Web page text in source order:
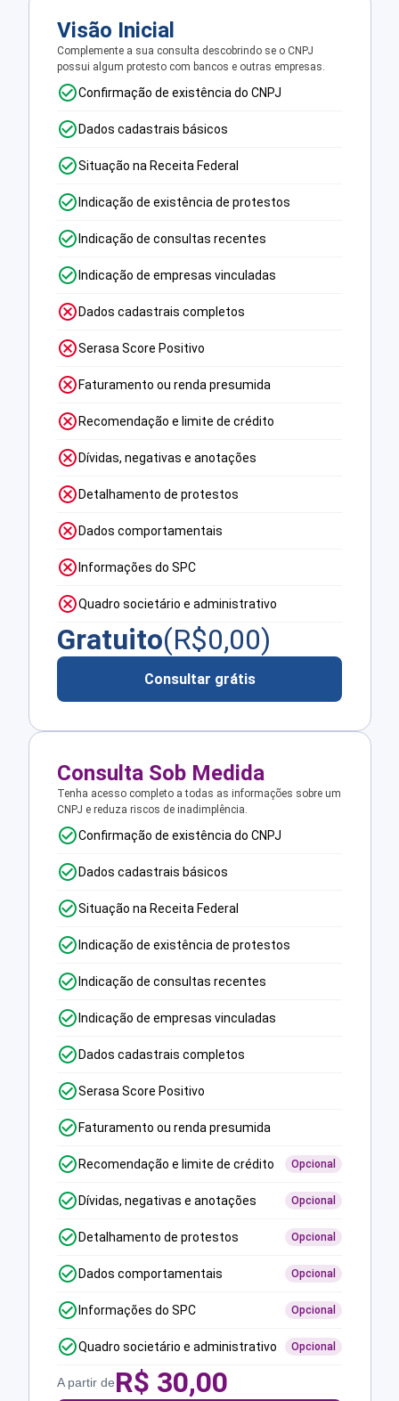
Visão Inicial
Complemente a sua consulta descobrindo se o CNPJ
possui algum protesto com bancos e outras empresas.
Confirmação de existência do CNPJ
Dados cadastrais básicos
Situação na Receita Federal
Indicação de existência de protestos
Indicação de consultas recentes
Indicação de empresas vinculadas
Dados cadastrais completos
Serasa Score Positivo
Faturamento ou renda presumida
Recomendação e limite de crédito
Dívidas, negativas e anotações
Detalhamento de protestos
Dados comportamentais
Informações do SPC
Quadro societário e administrativo
Gratuito(R$0,00)
Consultar grátis
Consulta Sob Medida
Tenha acesso completo a todas as informações sobre um
CNPJ e reduza riscos de inadimplência.
Confirmação de existência do CNPJ
Dados cadastrais básicos
Situação na Receita Federal
Indicação de existência de protestos
Indicação de consultas recentes
Indicação de empresas vinculadas
Dados cadastrais completos
Serasa Score Positivo
Faturamento ou renda presumida
Recomendação e limite de crédito Opcional
Dívidas, negativas e anotações Opcional
Detalhamento de protestos Opcional
Dados comportamentais Opcional
Informações do SPC Opcional
Quadro societário e administrativo Opcional
A partir deR$ 30,00